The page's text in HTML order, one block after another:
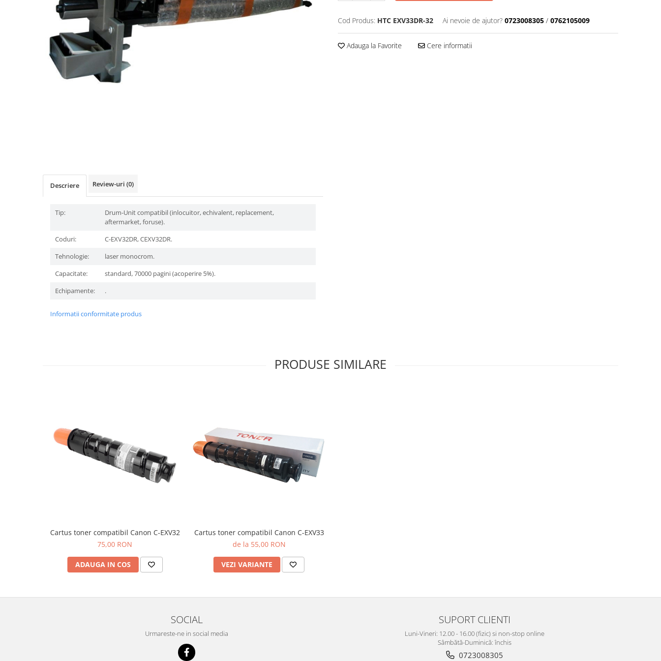
Cod Produs: HTC EXV33DR-32 Ai nevoie de ajutor? 0723008305 / 0762105009
Adauga la Favorite Cere informatii
Descriere Review-uri (0)
Tip:
Drum-Unit compatibil (inlocuitor, echivalent, replacement,
aftermarket, foruse).
Coduri:
C-EXV32DR, CEXV32DR.
Tehnologie:
laser monocrom.
Capacitate:
standard, 70000 pagini (acoperire 5%).
Echipamente:
.
Informatii conformitate produs
PRODUSE SIMILARE
Cartus toner compatibil Canon C-EXV32
75,00 RON
ADAUGA IN COS
Cartus toner compatibil Canon C-EXV33
de la 55,00 RON
VEZI VARIANTE
SOCIAL
Urmareste-ne in social media
SUPORT CLIENTI
Luni-Vineri: 12.00 - 16.00 (fizic) si non-stop online
Sâmbătă-Duminică: închis
0723008305